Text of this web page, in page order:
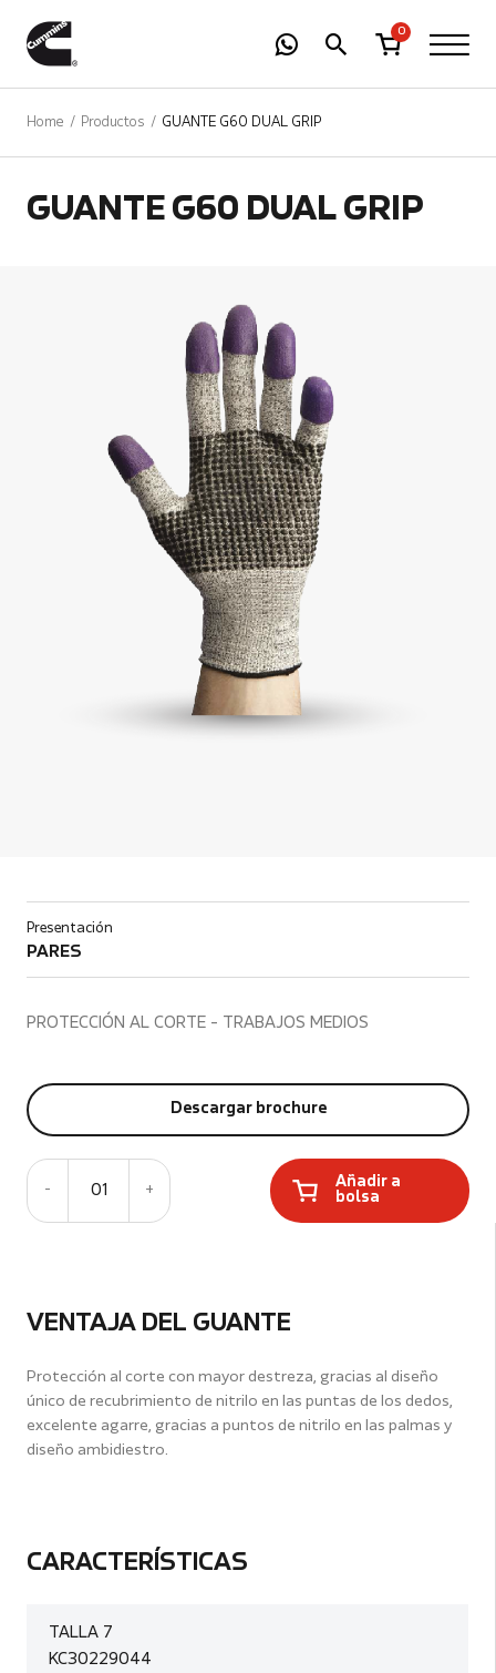
0
Home Productos GUANTE G60 DUAL GRIP
VENTAJA DEL GUANTE
Protección al corte con mayor destreza, gracias al diseño
único de recubrimiento de nitrilo en las puntas de los dedos,
excelente agarre, gracias a puntos de nitrilo en las palmas y
diseño ambidiestro.
CARACTERÍSTICAS
TALLA 7
KC30229044
GUANTE G60 DUAL GRIP
Presentación
PARES
PROTECCIÓN AL CORTE - TRABAJOS MEDIOS
Descargar brochure
- 01 +
Añadir a
bolsa